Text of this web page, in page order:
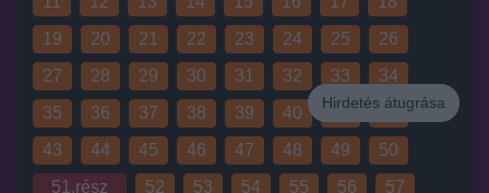
Hirdetés
Hirdetés átugrása
19
20 21 22 23 24 25
26
27
28 29 30 31 32 33
34
35
36 37 38 39 40 41
42
43
44 45 46 47 48 49
50
51.rész
52 53 54 55 56
57